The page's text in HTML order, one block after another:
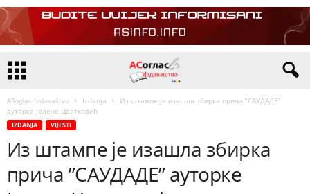
ASoglas Izdavaštvo Izdanja
Из штампе је изашла збирка прича ”САУДАДЕ”
ауторке Јелене Цветковић
IZDANJA VIJESTI
Из штампе је изашла збирка
прича ”САУДАДЕ” ауторке